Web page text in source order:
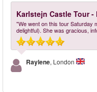
Karlstejn Castle Tour
"We went on this tour Saturday
delightful). She was gracious,
Raylene, London